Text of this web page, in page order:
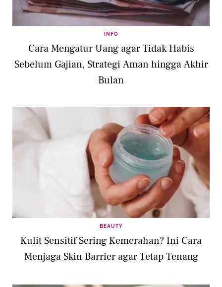
INFO
Cara Mengatur Uang agar Tidak Habis
Sebelum Gajian, Strategi Aman hingga Akhir
Bulan
BEAUTY
Kulit Sensitif Sering Kemerahan? Ini Cara
Menjaga Skin Barrier agar Tetap Tenang